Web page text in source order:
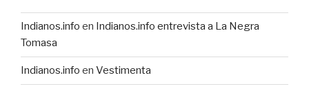
Indianos.info en Indianos.info entrevista a La Negra
Tomasa
Indianos.info en Vestimenta